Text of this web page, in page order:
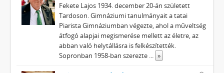
Fekete Lajos 1934. december 20-án született
Tardoson. Gimnáziumi tanulmányait a tatai
Piarista Gimnáziumban végezte, ahol a műveltség
átfogó alapjai megismerése mellett az életre, az
abban való helytállásra is felkészítették.
Sopronban 1958-ban szerezte ... »